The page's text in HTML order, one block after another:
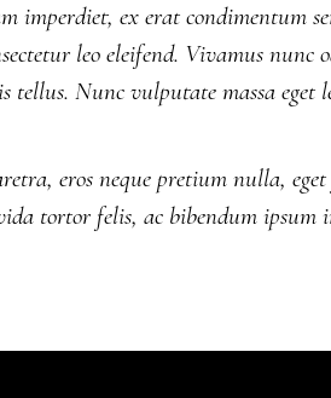
ex erat condimentum
leo eleifend. Vivamus
Nunc vulputate massa eget
eros neque pretium nulla,
tortor felis, ac bibendum